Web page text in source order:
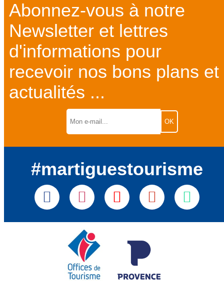
Abonnez-vous à notre
Newsletter et lettres
d'informations pour
recevoir nos bons plans et
actualités ...
#martiguestourisme